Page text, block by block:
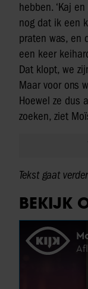
hebben. ‘Kaj
nog dat ik een
praten was, en
een keer
Dat klopt, we
Maar voor ons
Hoewel ze dus
zoeken, ziet
Tekst gaat
BEKIJK